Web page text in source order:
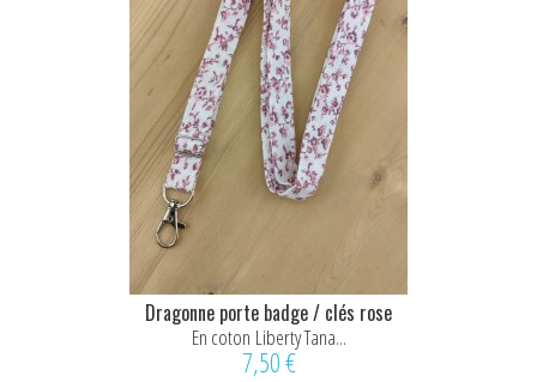
Dragonne porte badge / clés rose
En coton Liberty Tana...
7,50 €